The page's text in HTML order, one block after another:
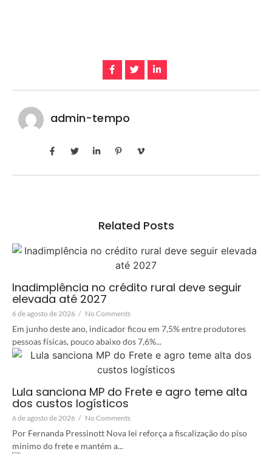
admin-tempo
Related Posts
Inadimplência no crédito rural deve seguir
elevada até 2027
6 de agosto de 2026 / No Comments
Em junho deste ano, indicador ficou em 7,5% entre produtores
pessoas físicas, pouco abaixo dos 7,6%...
Lula sanciona MP do Frete e agro teme alta
dos custos logísticos
6 de agosto de 2026 / No Comments
Por Fernanda Pressinott Nova lei reforça a fiscalização do piso
mínimo do frete e mantém a...